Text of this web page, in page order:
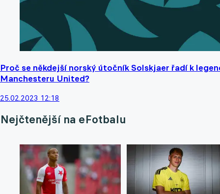
Proč se někdejší norský útočník Solskjaer řadí k
Manchesteru United?
25.02.2023 12:18
Nejčtenější na eFotbalu